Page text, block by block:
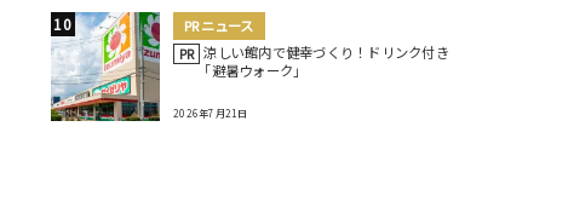
PRニュース
PR 涼しい館内で健幸づくり！ドリンク付き
｢避暑ウォーク｣
2026年7月21日